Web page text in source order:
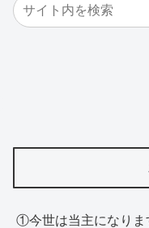
①今世は当主になりま